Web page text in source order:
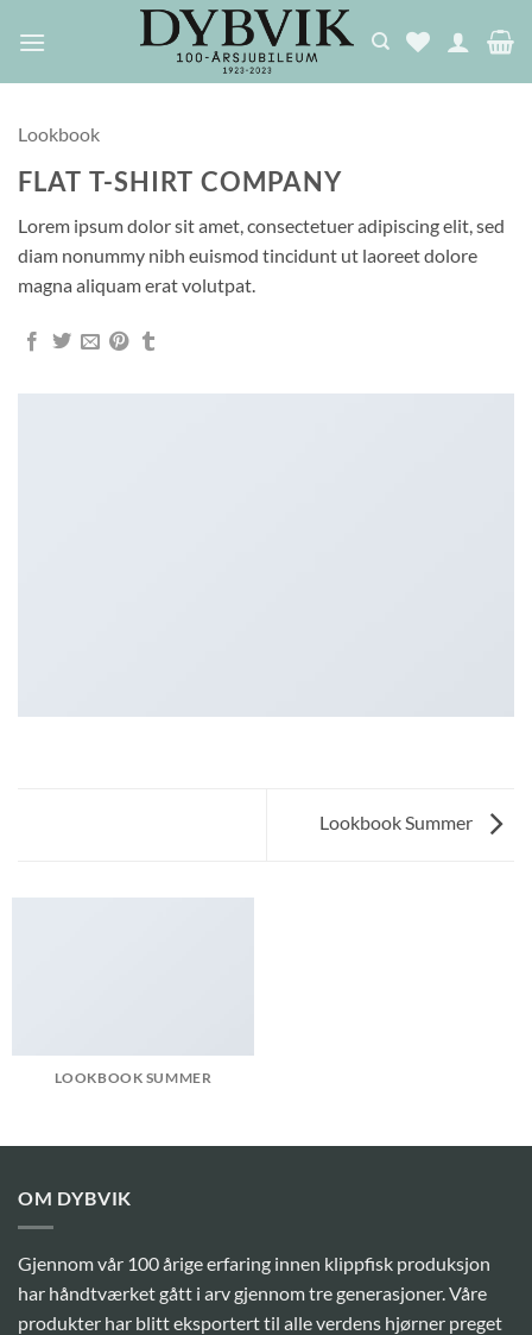
Lookbook
FLAT T-SHIRT COMPANY
Lorem ipsum dolor sit amet, consectetuer adipiscing elit, sed
diam nonummy nibh euismod tincidunt ut laoreet dolore
magna aliquam erat volutpat.
Lookbook Summer
LOOKBOOK SUMMER
OM DYBVIK
Gjennom vår 100 årige erfaring innen klippfisk produksjon
har håndtværket gått i arv gjennom tre generasjoner. Våre
produkter har blitt eksportert til alle verdens hjørner preget